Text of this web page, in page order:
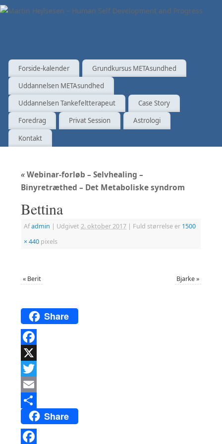
Forside-kalender
Grundkursus METAsundhed
Uddannelsen METAsundhed
Uddannelsen Tankefeltterapeut
Case Story
Foredrag
Privat Session
Astrologi
Kontakt
«Webinar-forløb – Selvhealing –
Binyretræthed – Det Metaboliske syndrom
Bettina
Afadmin | Udgivet 2. oktober 2017 | Fuld størrelse er 1500
× 440 pixels
« Berit Bjarke»
Share
Facebook
X
Twitter
Email
Del
Share